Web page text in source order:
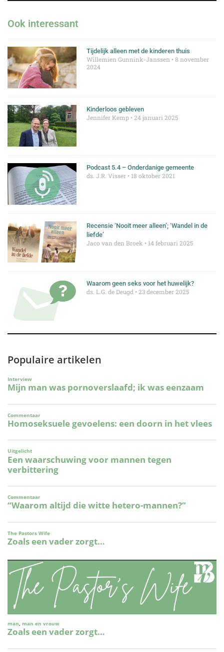
Ook interessant
Tijdelijk alleen met de kinderen thuis
Willemien Gunnink-Janssen
8 november
2024
Kinderloos gebleven
Jennifer Kemp 24 januari 2025
Podcast 5.4 – Onderdanige gemeente
ds. J.R. Visser 18 oktober 2021
Recensie ‘Nooit meer alleen’; ‘Wandel in de
liefde’
Jaco van den Broek 14 februari 2025
Waarom geen seks voor het huwelijk?
ds. L.G. de Deugd 23 december 2025
Populaire artikelen